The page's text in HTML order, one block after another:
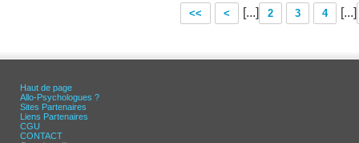
<< < [...] 2 3 4 [...]
Haut de page
Allo-Psychologues ?
Sites Partenaires
Liens Partenaires
CGU
CONTACT